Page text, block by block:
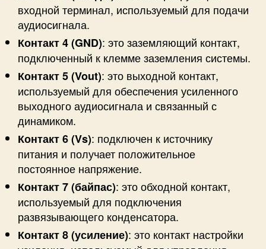
входной терминал, используемый для подачи
аудиосигнала.
Контакт 4 (GND): это заземляющий контакт,
подключенный к клемме заземления системы.
Контакт 5 (Vout): это выходной контакт,
используемый для обеспечения усиленного
выходного аудиосигнала и связанный с
динамиком.
Контакт 6 (Vs): подключен к источнику
питания и получает положительное
постоянное напряжение.
Контакт 7 (байпас): это обходной контакт,
используемый для подключения
развязывающего конденсатора.
Контакт 8 (усиление): это контакт настройки